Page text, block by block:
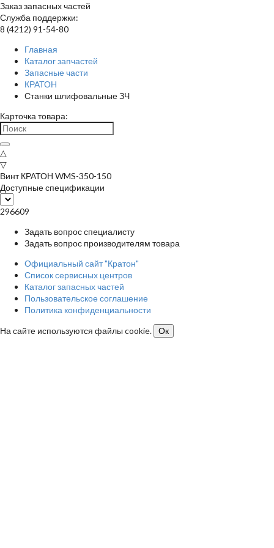
Заказ запасных частей
Служба поддержки:
8 (4212) 91-54-80
Главная
Каталог запчастей
Запасные части
КРАТОН
Станки шлифовальные ЗЧ
Карточка товара:
△
▽
Винт КРАТОН WMS-350-150
Доступные спецификации
296609
Задать вопрос специалисту
Задать вопрос производителям товара
Официальный сайт "Кратон"
Список сервисных центров
Каталог запасных частей
Пользовательское соглашение
Политика конфиденциальности
На сайте используются файлы cookie.
Ок